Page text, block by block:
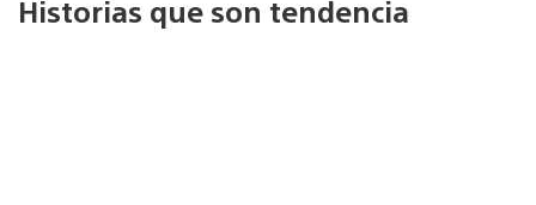
Historias que son tendencia